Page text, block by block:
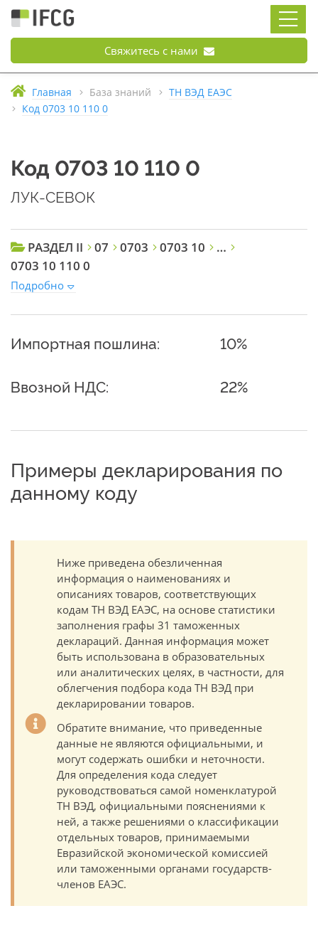
Свяжитесь с нами
Главная База знаний
ТН ВЭД ЕАЭС
Код 0703 10 110 0
Код 0703 10 110 0
ЛУК-СЕВОК
РАЗДЕЛ II 07 0703 0703 10
…
0703 10 110 0
Подробно
Импортная пошлина: 10%
Ввозной НДС: 22%
Примеры декларирования по
данному коду
Ниже приведена обезличенная
информация о наименованиях и
описаниях товаров, соответствующих
кодам ТН ВЭД ЕАЭС, на основе статистики
заполнения графы 31 таможенных
деклараций. Данная информация может
быть использована в образовательных
или аналитических целях, в частности, для
облегчения подбора кода ТН ВЭД при
декларировании товаров.
Обратите внимание, что приведенные
данные не являются официальными, и
могут содержать ошибки и неточности.
Для определения кода следует
руководствоваться самой номенклатурой
ТН ВЭД, официальными пояснениями к
ней, а также решениями о классификации
отдельных товаров, принимаемыми
Евразийской экономической комиссией
или таможенными органами государств-
членов ЕАЭС.